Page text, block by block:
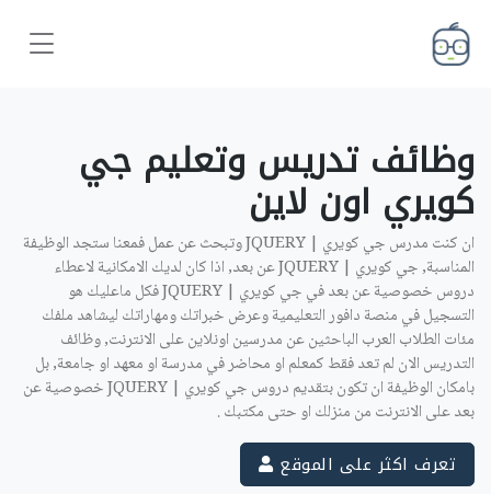
وظائف تدريس وتعليم جي
كويري اون لاين ‎
ان كنت مدرس جي كويري | JQUERY وتبحث عن عمل فمعنا ستجد الوظيفة
المناسبة, جي كويري | JQUERY عن بعد, اذا كان لديك الامكانية لاعطاء
دروس خصوصية عن بعد في جي كويري | JQUERY فكل ماعليك هو
التسجيل في منصة دافور التعليمية وعرض خبراتك ومهاراتك ليشاهد ملفك
مئات الطلاب العرب الباحثين عن مدرسين اونلاين على الانترنت, وظائف
التدريس الان لم تعد فقط كمعلم او محاضر في مدرسة او معهد او جامعة, بل
بامكان الوظيفة ان تكون بتقديم دروس جي كويري | JQUERY خصوصية عن
بعد على الانترنت من منزلك او حتى مكتبك .
تعرف اكثر على الموقع